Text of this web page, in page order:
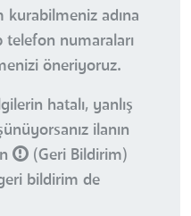
kurabilmeniz adına
telefon numaraları
öneriyoruz.
hatalı, yanlış
ilanın
(Geri Bildirim)
bildirim de